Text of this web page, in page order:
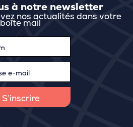
à notre newsletter
nos actualités dans votre
boîte mail